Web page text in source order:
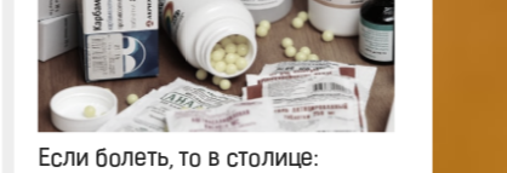
Если болеть, то в столице: